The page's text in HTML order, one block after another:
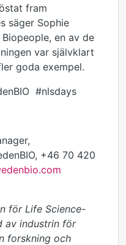
fram
säger Sophie
en av de
var självklart
goda exempel.
#nlsdays
+46 70 420
för Life Science-
av industrin för
forskning och